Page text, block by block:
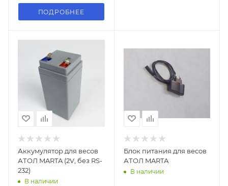
ПОДРОБНЕЕ
Аккумулятор для весов
АТОЛ MARTA (2V, без RS-
232)
В наличии
Блок питания для весов
АТОЛ MARTA
В наличии